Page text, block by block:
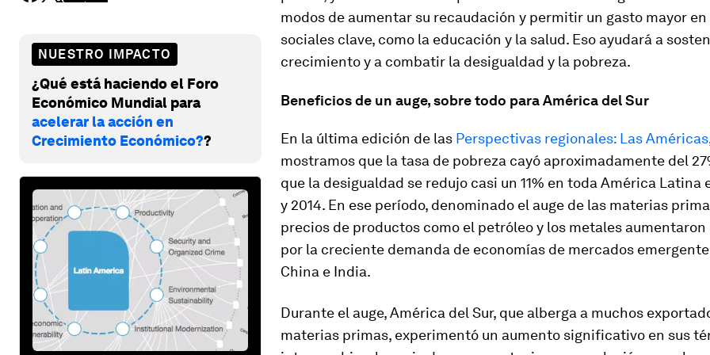
NUESTRO IMPACTO
¿Qué está haciendo el Foro
Económico Mundial para
acelerar la acción en
Crecimiento Económico??
modos de aumentar su recaudación y permitir un gasto mayor en
sociales clave, como la educación y la salud. Eso ayudará a
crecimiento y a combatir la desigualdad y la pobreza.
Beneficios de un auge, sobre todo para América del Sur
En la última edición de las Perspectivas regionales: Las Américas
mostramos que la tasa de pobreza cayó aproximadamente del
que la desigualdad se redujo casi un 11% en toda América Latina
y 2014. En ese período, denominado el auge de las materias
precios de productos como el petróleo y los metales aumentaron
por la creciente demanda de economías de mercados
China e India.
Durante el auge, América del Sur, que alberga a muchos
materias primas, experimentó un aumento significativo en sus